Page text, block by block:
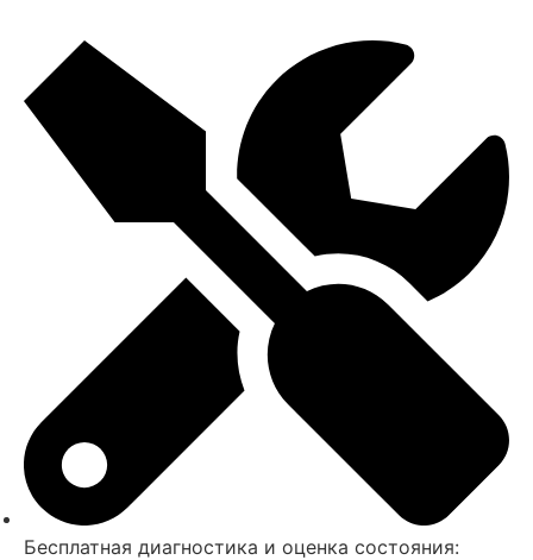
Бесплатная диагностика и оценка состояния: